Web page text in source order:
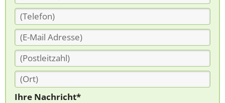
Ihre Nachricht*